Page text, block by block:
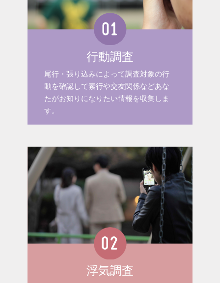
行動調査
尾行・張り込みによって調査対象の行
動を確認して素行や交友関係などあな
たがお知りになりたい情報を収集しま
す。
浮気調査